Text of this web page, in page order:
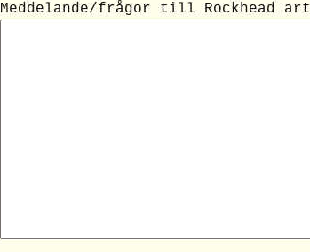
Meddelande/frågor till Rockhead art